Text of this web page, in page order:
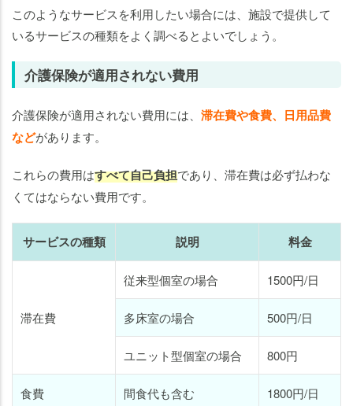
このようなサービスを利用したい場合には、施設で提供して
いるサービスの種類をよく調べるとよいでしょう。
介護保険が適用されない費用
介護保険が適用されない費用には、 滞在費や食費、日用品費
などがあります。
これらの費用はすべて自己負担であり、滞在費は必ず払わな
くてはならない費用です。
サービスの種類 説明 料金
滞在費
従来型個室の場合 1500円/日
多床室の場合 500円/日
ユニット型個室の場合 800円
食費 間食代も含む 1800円/日